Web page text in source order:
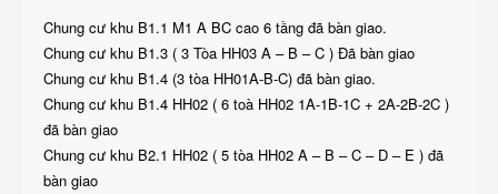
Chung cư khu B1.1 M1 A BC cao 6 tầng đã bàn giao.
Chung cư khu B1.3 ( 3 Tòa HH03 A – B – C ) Đã bàn giao
Chung cư khu B1.4 (3 tòa HH01A-B-C) đã bàn giao.
Chung cư khu B1.4 HH02 ( 6 toà HH02 1A-1B-1C + 2A-2B-2C )
đã bàn giao
Chung cư khu B2.1 HH02 ( 5 tòa HH02 A – B – C – D – E ) đã
bàn giao